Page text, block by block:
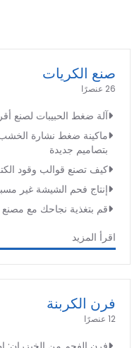
صنع الكريات
26 عنصرًا
آلة ضغط الحبيبات لصنع
بتصاميم جديدة
كيف تصنع قوالب وقود
إنتاج فحم الشيشة غير
قم بتغذية نجاحك مع مصنع
اقرأ المزيد
فرن الكربنة
12 عنصرًا